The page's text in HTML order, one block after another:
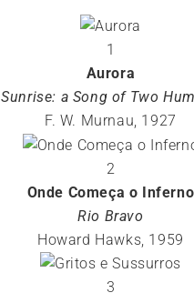
1
Aurora
Sunrise: a Song of Two
F. W. Murnau, 1927
2
Onde Começa o Inferno
Rio Bravo
Howard Hawks, 1959
3